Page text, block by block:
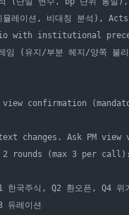
뮬레이션, 비대칭 분석),
with institutional
임 (유지/부분 헤지/양쪽
view confirmation
changes. Ask PM
rounds (max 3 per call):
한국주식, Q2 환오픈, Q4
레이션